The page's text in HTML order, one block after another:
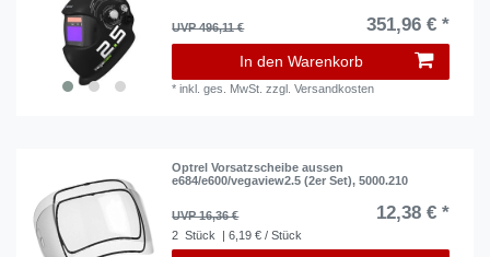
UVP 496,11 € 351,96 € *
In den Warenkorb
*inkl. ges. MwSt. zzgl.Versandkosten
Optrel Vorsatzscheibe aussen
e684/e600/vegaview2.5 (2er Set), 5000.210
UVP 16,36 € 12,38 € *
2 Stück | 6,19 € / Stück